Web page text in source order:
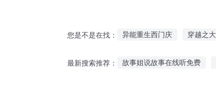
您是不是在找： 异能重生西门庆 穿越之
最新搜索推荐： 故事姐说故事在线听免费